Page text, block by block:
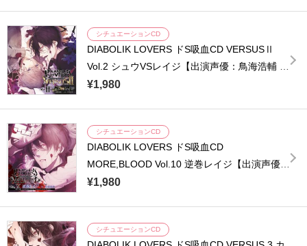
シチュエーションCD
DIABOLIK LOVERS ドS吸血CD VERSUSⅡ
Vol.2 シュウVSレイジ【出演声優：鳥海浩輔 小
西克幸】
¥1,980
シチュエーションCD
DIABOLIK LOVERS ドS吸血CD
MORE,BLOOD Vol.10 逆巻レイジ【出演声優：
小西克幸】
¥1,980
シチュエーションCD